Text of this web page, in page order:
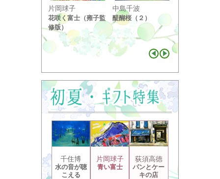
片岡球子
花咲く富士（雍子監
修版）
中島千波
醍醐桜（２）
り ...
千住博
水の音が聴
こえる
片岡球子
青い富士
荻須高徳
パンとケー
キの店